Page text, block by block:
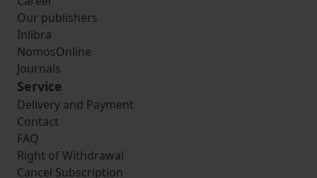
Our publishers
Inlibra
NomosOnline
Journals
Service
Delivery and Payment
Contact
FAQ
Right of Withdrawal
Cancel Subscription